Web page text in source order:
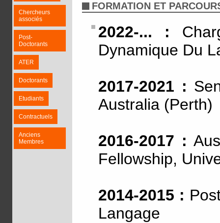
Chercheurs
associés
Post-
Doctorants
ATER
Doctorants
Etudiants
Contractuels
Anciens
Membres
FORMATION ET
2022-... :
Dynamique Du
2017-2021 :
Australia (Perth)
2016-2017 :
Fellowship,
2014-2015 :
Langage